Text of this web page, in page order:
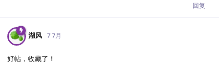
回复
湖风 7 7月
好帖，收藏了！